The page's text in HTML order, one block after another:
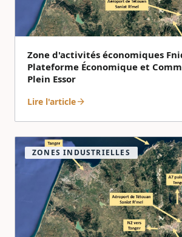
Zone d'activités économiques
Plateforme Économique et
Plein Essor
Lire l'articlearrow_forward
ZONES INDUSTRIELLES